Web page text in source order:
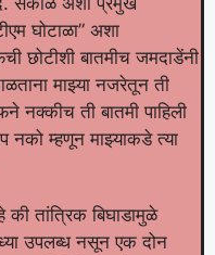
घोटाळा” अशा
छोटीशी बातमीच जमदाडेंनी
माझ्या नजरेतून ती
नक्कीच ती बातमी पाहिली
म्हणून माझ्याकडे त्या
की तांत्रिक बिघाडामुळे
उपलब्ध नसून एक दोन